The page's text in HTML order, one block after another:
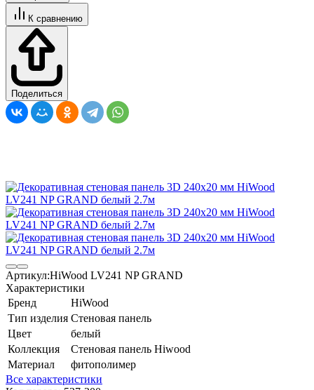
К сравнению
Поделиться
Артикул:HiWood LV241 NP GRAND
Характеристики
Бренд
HiWood
Тип изделия Стеновая панель
Цвет
белый
Коллекция
Стеновая панель Hiwood
Материал
фитополимер
Все характеристики